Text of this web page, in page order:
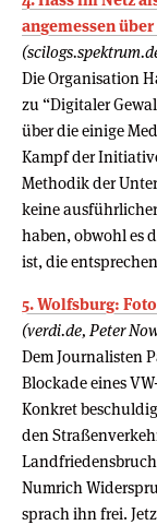
angemessen
Die Organisation
zu “Digitaler
über die einige
Kampf der
Methodik der
keine
haben, obwohl es
ist, die
5. Wolfsburg:
(verdi.de, Peter
Dem Journalisten
Blockade eines
Konkret
den
Numrich
sprach ihn frei.